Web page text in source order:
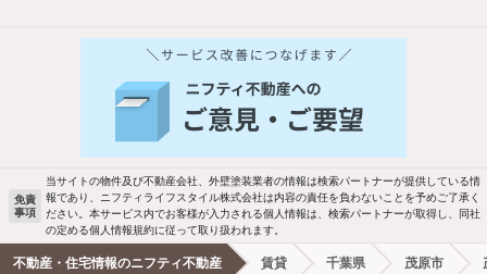
バス・トイレ別 2階以上
洗濯機置場あり 独立洗面台
エアコンあり 都市ガス
新着物件メール通知
ご希望の条件の物件が見つかり次第、メ
ールでお知らせします
新着メール通知を受け取る
免責
事項
当サイトの物件及び不動産会社、外壁塗装業者の情報は検索パートナーが提供している情
報であり、ニフティライフスタイル株式会社は内容の責任を負わないことを予めご了承く
ださい。本サービス内でお客様が入力される個人情報は、検索パートナーが取得し、同社
の定める個人情報規約に従って取り扱われます。
不動産・住宅情報のニフティ不動産 賃貸 千葉県 茂原市